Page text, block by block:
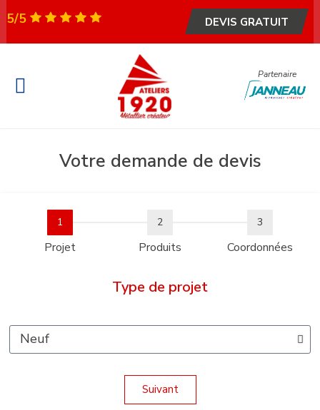
5/5 DEVIS GRATUIT
Partenaire
Votre demande de devis
1
Projet
2
Produits
3
Coordonnées
Type de projet
Suivant